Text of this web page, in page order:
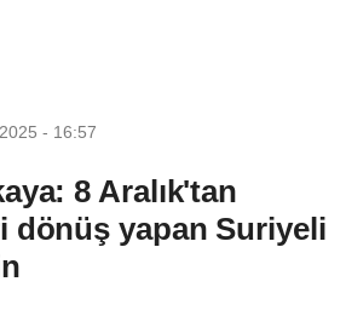
- 16:57
8 Aralık'tan
dönüş yapan Suriyeli